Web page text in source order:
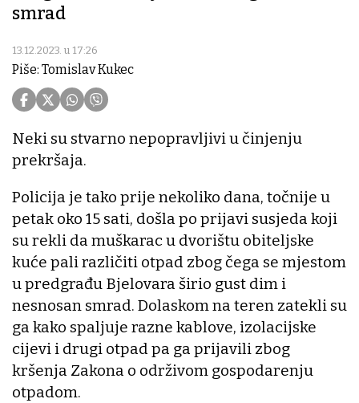
smrad
13.12.2023. u 17:26
Piše: Tomislav Kukec
Neki su stvarno nepopravljivi u činjenju
prekršaja.
Policija je tako prije nekoliko dana, točnije u
petak oko 15 sati, došla po prijavi susjeda koji
su rekli da muškarac u dvorištu obiteljske
kuće pali različiti otpad zbog čega se mjestom
u predgrađu Bjelovara širio gust dim i
nesnosan smrad. Dolaskom na teren zatekli su
ga kako spaljuje razne kablove, izolacijske
cijevi i drugi otpad pa ga prijavili zbog
kršenja Zakona o održivom gospodarenju
otpadom.